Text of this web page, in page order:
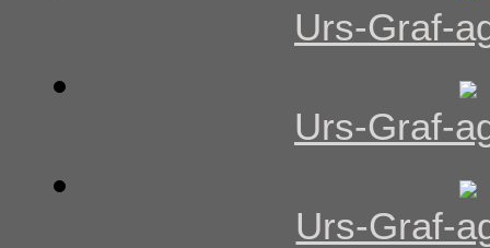
Urs-Graf-
Urs-Graf-
Urs-Graf-